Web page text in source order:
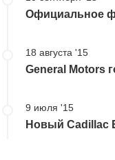
Официальное
18 августа '15
General Motors
9 июля '15
Новый Cadillac